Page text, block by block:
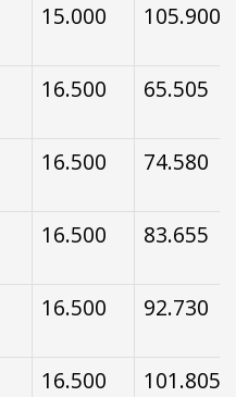
15.000 105.900
16.500 65.505
16.500 74.580
16.500 83.655
16.500 92.730
16.500 101.805